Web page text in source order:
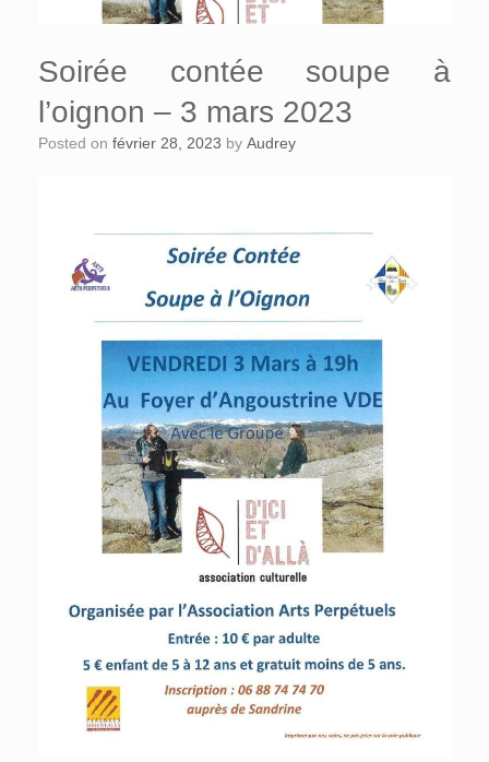
Soirée contée soupe à
l’oignon – 3 mars 2023
Posted on février 28, 2023 by Audrey